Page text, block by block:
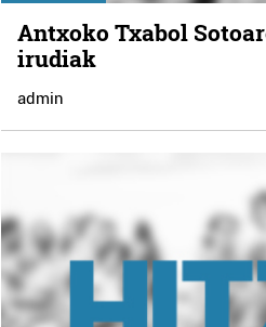
Antxoko Txabol
irudiak
admin